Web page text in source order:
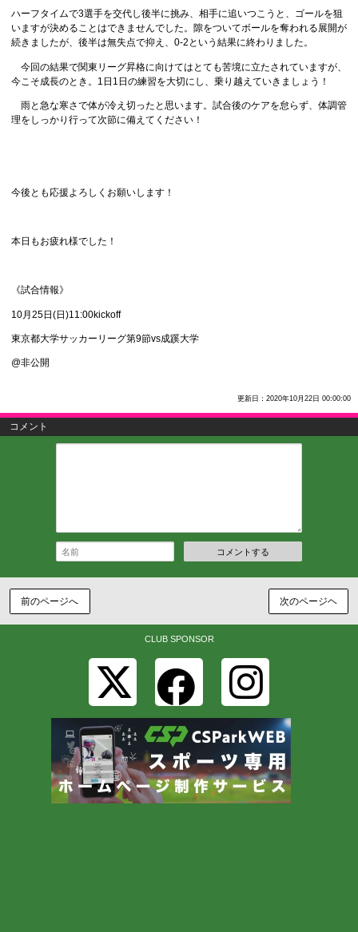
ハーフタイムで3選手を交代し後半に挑み、相手に追いつこうと、ゴールを狙
いますが決めることはできませんでした。隙をついてボールを奪われる展開が
続きましたが、後半は無失点で抑え、0-2という結果に終わりました。
今回の結果で関東リーグ昇格に向けてはとても苦境に立たされていますが、
今こそ成長のとき。1日1日の練習を大切にし、乗り越えていきましょう！
雨と急な寒さで体が冷え切ったと思います。試合後のケアを怠らず、体調管
理をしっかり行って次節に備えてください！
今後とも応援よろしくお願いします！
本日もお疲れ様でした！
《試合情報》
10月25日(日)11:00kickoff
東京都大学サッカーリーグ第9節vs成蹊大学
@非公開
更新日：2020年10月22日 00:00:00
コメント
コメントする
前のページへ 次のページヘ
CLUB SPONSOR